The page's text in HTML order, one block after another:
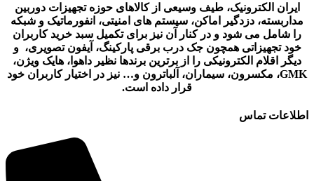
ایران الکترونیک، طیف وسیعی از کالاهای حوزه تجهیزات دوربین
مداربسته، دزدگیر اماکن، سیستم های امنیتی، انفورماتیک و شبکه
را شامل می شود و در کنار آن نیز برای تکمیل سبد خرید کاربران
خود تجهیزاتی همچون جک درب برقی پارکینگ، آیفون تصویری، و
دیگر اقلام الکترونیکی را از برترین برندها نظیر داهوا، هایک ویژن،
GMK، مکسرون، سیماران، آلباترون و… نیز در اختیار کاربران خود
قرار داده است.
اطلاعات تماس